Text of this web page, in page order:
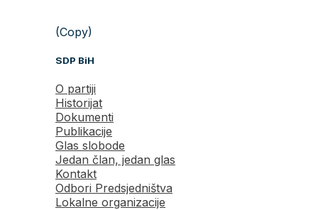
(Copy)
SDP BiH
O partiji
Historijat
Dokumenti
Publikacije
Glas slobode
Jedan član, jedan glas
Kontakt
Odbori Predsjedništva
Lokalne organizacije